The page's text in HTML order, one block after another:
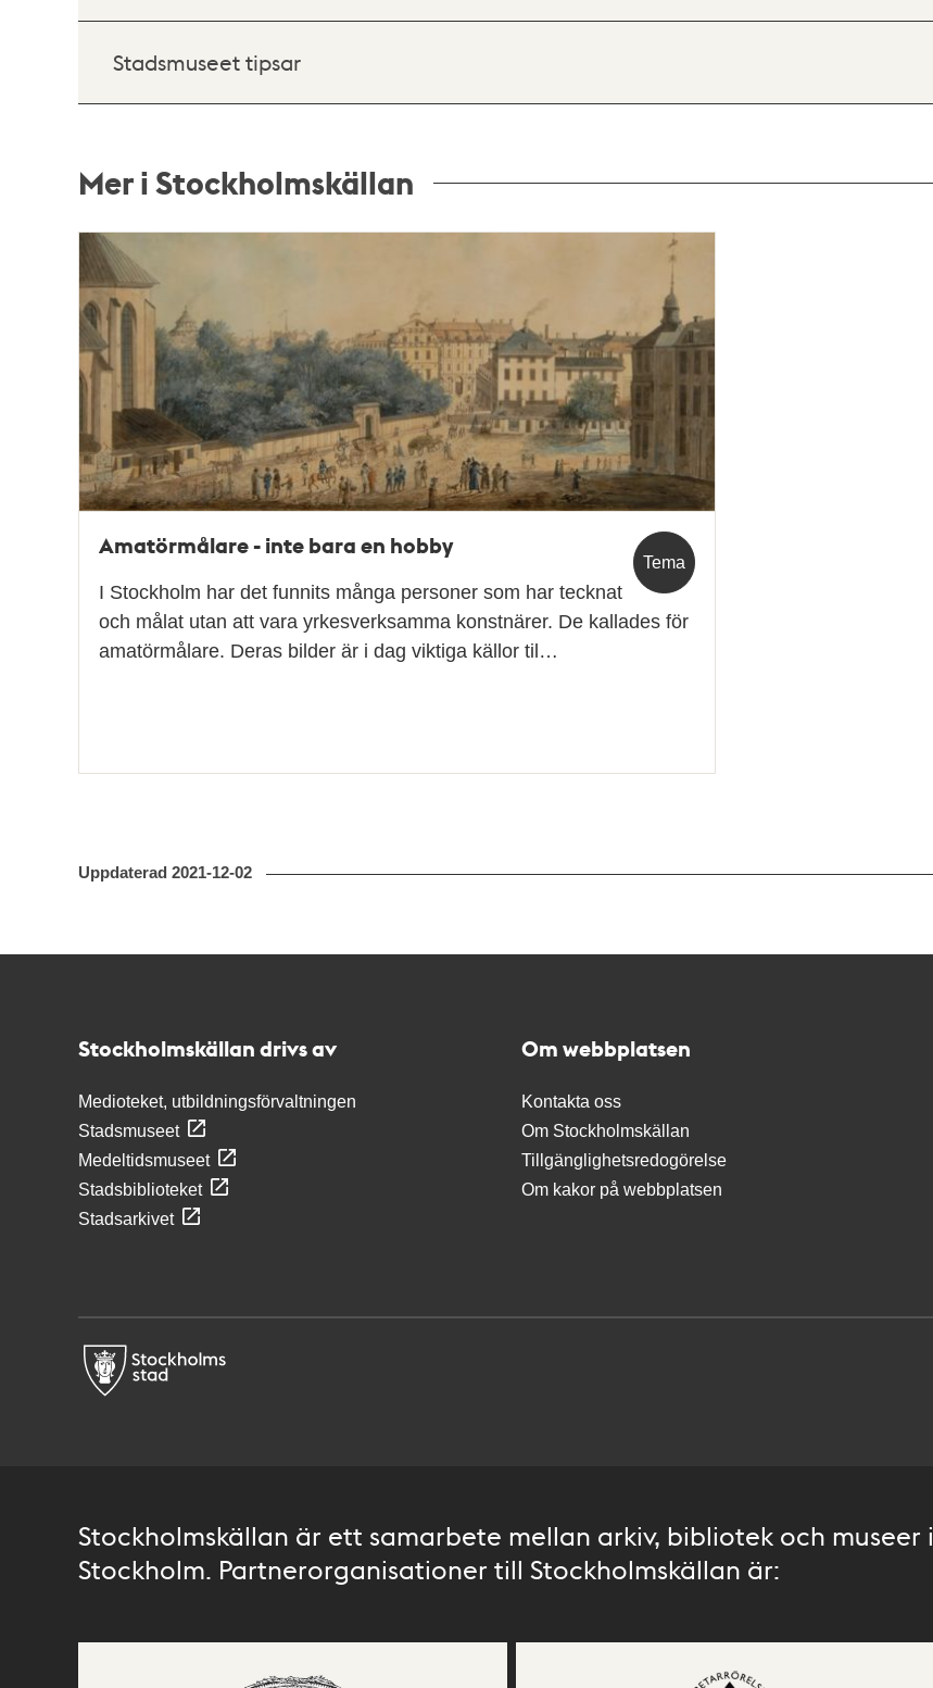
Stadsmuseet tipsar
Mer i Stockholmskällan
Relaterade
poster
och
teman
Tema
Amatörmålare - inte bara en hobby
I Stockholm har det funnits många personer som har tecknat
och målat utan att vara yrkesverksamma konstnärer. De kallades för
amatörmålare. Deras bilder är i dag viktiga källor til…
Uppdaterad 2021-12-02
Stockholmskällan drivs av
Medioteket, utbildningsförvaltningen
Stadsmuseet
Medeltidsmuseet
Stadsbiblioteket
Stadsarkivet
Om webbplatsen
Kontakta oss
Om Stockholmskällan
Tillgänglighetsredogörelse
Om kakor på webbplatsen
Stockholmskällan är ett samarbete mellan arkiv, bibliotek och museer i
Stockholm. Partnerorganisationer till Stockholmskällan är: